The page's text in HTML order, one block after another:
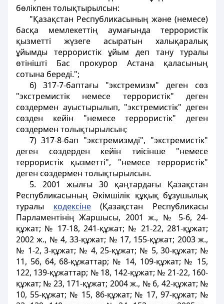
бөлiкпен толықтырылсын:
"Қазақстан Республикасының және (немесе)
басқа мемлекеттiң аумағында террористiк
қызметтi жүзеге асыратын халықаралық
ұйымды террористiк ұйым деп тану туралы
өтінiштi Бас прокурор Астана қаласының
сотына бередi.";
6) 317-7-баптағы "экстремизм" деген сөз
"экстремистік немесе террористік" деген
сөздермен ауыстырылып, "экстремистiк" деген
сөзден кейiн "немесе террористiк" деген
сөздермен толықтырылсын;
7) 317-8-бап "экстремизмдi", "экстремистік"
деген сөздерден кейiн тиiсiнше "немесе
террористiк қызметтi", "немесе террористік"
деген сөздермен толықтырылсын.
5. 2001 жылғы 30 қаңтардағы Қазақстан
Республикасының Әкiмшiлiк құқық бұзушылық
туралы кодексiне(Қазақстан Республикасы
Парламентiнiң Жаршысы, 2001 ж., № 5-6, 24-
құжат; № 17-18, 241-құжат; № 21-22, 281-құжат;
2002 ж., № 4, 33-құжат; № 17, 155-құжат; 2003 ж.,
№ 1-2, 3-құжат; № 4, 25-құжат; № 5, 30-құжат; №
11, 56, 64, 68-құжаттар; № 14, 109-құжат; № 15,
122, 139-құжаттар; № 18, 142-құжат; № 21-22, 160-
құжат; № 23, 171-құжат; 2004 ж., № 6, 42-құжат; №
10, 55-құжат; № 15, 86-құжат; № 17, 97-құжат; №